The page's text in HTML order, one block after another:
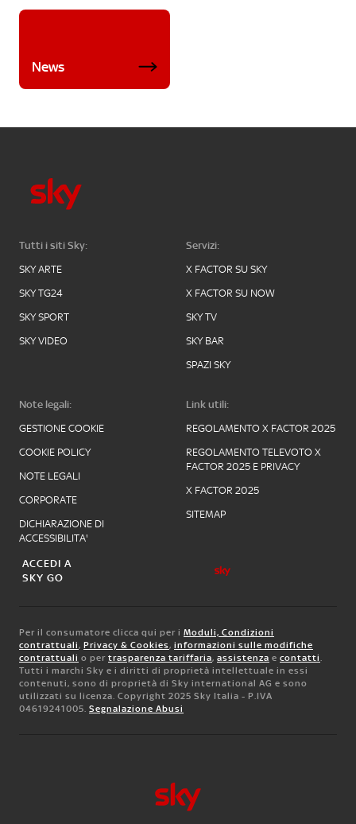
News
Tutti i siti Sky:
SKY ARTE
SKY TG24
SKY SPORT
SKY VIDEO
Servizi:
X FACTOR SU SKY
X FACTOR SU NOW
SKY TV
SKY BAR
SPAZI SKY
Note legali:
GESTIONE COOKIE
COOKIE POLICY
NOTE LEGALI
CORPORATE
DICHIARAZIONE DI
ACCESSIBILITA'
Link utili:
REGOLAMENTO X FACTOR 2025
REGOLAMENTO TELEVOTO X
FACTOR 2025 E PRIVACY
X FACTOR 2025
SITEMAP
ACCEDI A
SKY GO
Per il consumatore clicca qui per i Moduli, Condizioni
contrattuali, Privacy & Cookies, informazioni sulle modifiche
contrattuali o per trasparenza tariffaria, assistenza e contatti.
Tutti i marchi Sky e i diritti di proprietà intellettuale in essi
contenuti, sono di proprietà di Sky international AG e sono
utilizzati su licenza. Copyright 2025 Sky Italia - P.IVA
04619241005. Segnalazione Abusi